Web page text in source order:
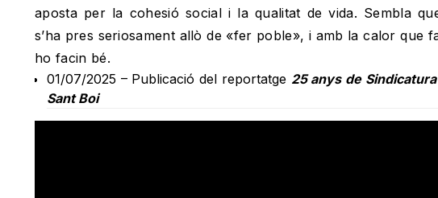
aposta per la cohesió social i la qualitat de vida. Sembla
s’ha pres seriosament allò de «fer poble», i amb la calor que
ho facin bé.
01/07/2025 – Publicació del reportatge 25 anys de
Sant Boi